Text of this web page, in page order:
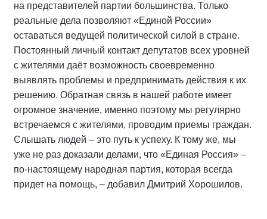
на представителей партии большинства. Только
реальные дела позволяют «Единой России»
оставаться ведущей политической силой в стране.
Постоянный личный контакт депутатов всех уровней
с жителями даёт возможность своевременно
выявлять проблемы и предпринимать действия к их
решению. Обратная связь в нашей работе имеет
огромное значение, именно поэтому мы регулярно
встречаемся с жителями, проводим приемы граждан.
Слышать людей – это путь к успеху. К тому же, мы
уже не раз доказали делами, что «Единая Россия» –
по-настоящему народная партия, которая всегда
придет на помощь, – добавил Дмитрий Хорошилов.